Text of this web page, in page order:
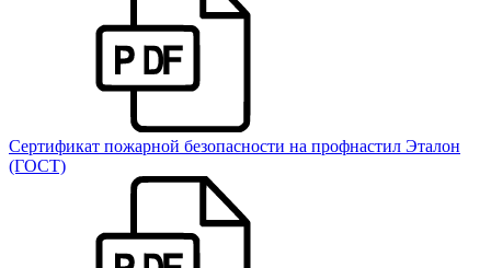
Сертификат пожарной безопасности на профнастил Эталон
(ГОСТ)